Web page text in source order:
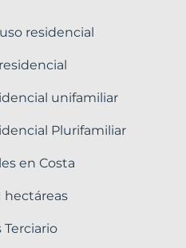
residencial
unifamiliar
Plurifamiliar
en Costa
hectáreas